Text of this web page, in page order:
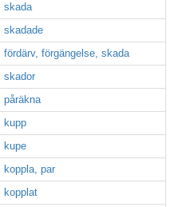
skada
skadade
fördärv, förgängelse, skada
skador
påräkna
kupp
kupe
koppla, par
kopplat